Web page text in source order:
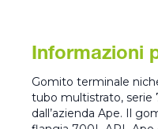
Informazioni
Gomito terminale
tubo multistrato,
dall’azienda Ape. Il